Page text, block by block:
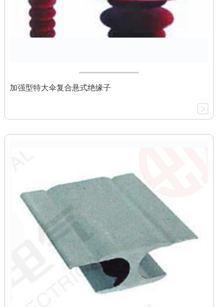
加强型特大伞复合悬式绝缘子